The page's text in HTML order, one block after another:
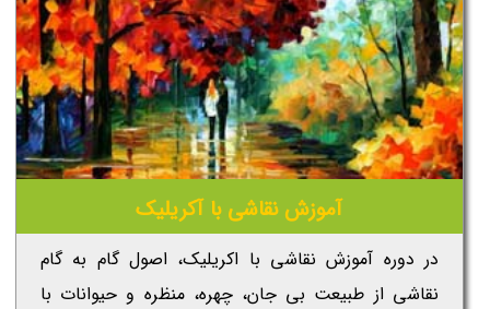
آموزش نقاشی با آکریلیک
در دوره آموزش نقاشی با اکریلیک، اصول گام به گام
نقاشی از طبیعت بی جان، چهره، منظره و حیوانات با